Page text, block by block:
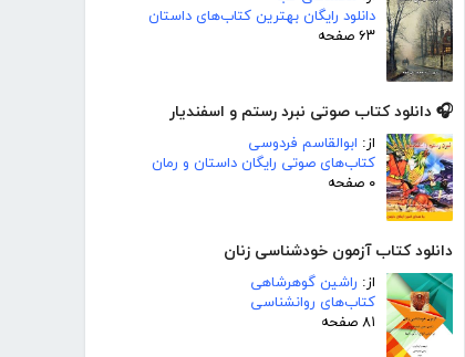
دانلود رایگان بهترین کتاب‌های داستان
۶۳ صفحه
🎧 دانلود کتاب صوتی نبرد رستم و اسفندیار
از: ابوالقاسم فردوسی
کتاب‌های صوتی رایگان داستان و رمان
۰ صفحه
دانلود کتاب آزمون خودشناسی زنان
از: راشین گوهرشاهی
کتاب‌های روانشناسی
۸۱ صفحه